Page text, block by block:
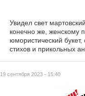
19 сентября 2023 - 15:40
Увидел свет
конечно же, женскому празднику. Наших
юмористический
стихов и прикольных